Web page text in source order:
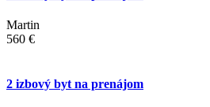
Martin
560 €
2 izbový byt na prenájom